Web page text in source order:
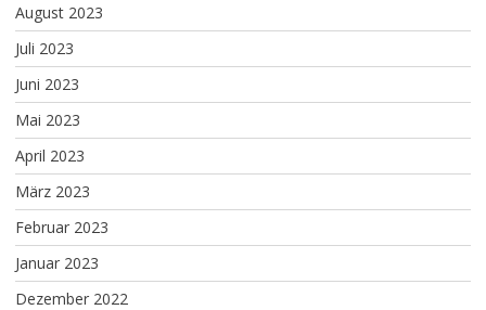
August 2023
Juli 2023
Juni 2023
Mai 2023
April 2023
März 2023
Februar 2023
Januar 2023
Dezember 2022